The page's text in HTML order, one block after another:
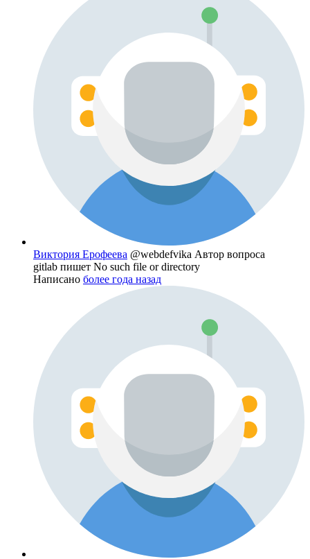
Виктория Ерофеева @webdefvika Автор вопроса
gitlab пишет No such file or directory
Написано более года назад